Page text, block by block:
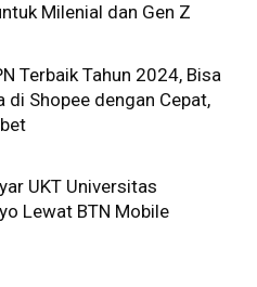
Milenial dan Gen Z
Terbaik Tahun 2024, Bisa
di Shopee dengan Cepat,
UKT Universitas
Lewat BTN Mobile